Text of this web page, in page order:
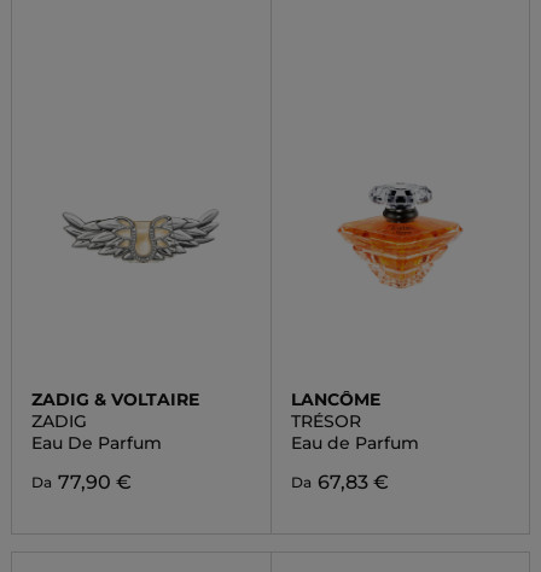
ZADIG & VOLTAIRE
ZADIG
Eau De Parfum
Da 77,90 €
LANCÔME
TRÉSOR
Eau de Parfum
Da 67,83 €